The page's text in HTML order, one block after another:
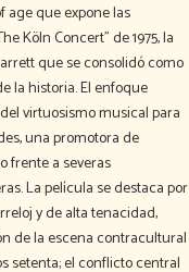
age que expone las
Köln Concert” de 1975, la
que se consolidó como
la historia. El enfoque
virtuosismo musical para
una promotora de
frente a severas
La película se destaca por
y de alta tenacidad,
de la escena contracultural
setenta; el conflicto central